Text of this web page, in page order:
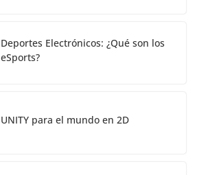
Deportes Electrónicos: ¿Qué son los
eSports?
UNITY para el mundo en 2D